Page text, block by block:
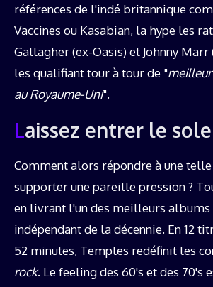
références de l'indé britannique
Vaccines ou Kasabian, la hype les
Gallagher (ex-Oasis) et Johnny
les qualifiant tour à tour de "
au Royaume-Uni".
Laissez entrer le
Comment alors répondre à une
supporter une pareille pression ?
en livrant l'un des meilleurs albums
indépendant de la décennie. En 12
52 minutes, Temples redéfinit les
rock. Le feeling des 60's et des 70's